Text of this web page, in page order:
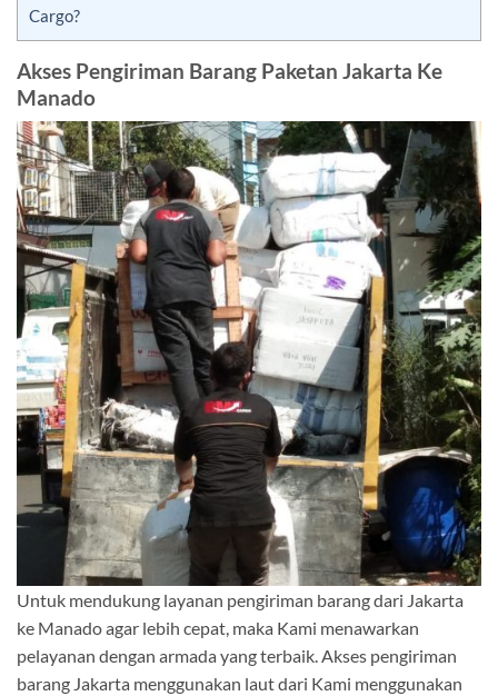
Cargo?
Akses Pengiriman Barang Paketan Jakarta Ke
Manado
Untuk mendukung layanan pengiriman barang dari Jakarta
ke Manado agar lebih cepat, maka Kami menawarkan
pelayanan dengan armada yang terbaik. Akses pengiriman
barang Jakarta menggunakan laut dari Kami menggunakan